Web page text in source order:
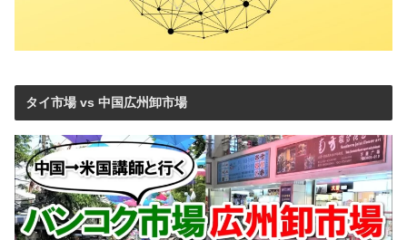
タイ市場 vs 中国広州卸市場